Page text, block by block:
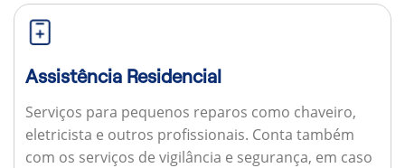
Assistência Residencial
Serviços para pequenos reparos como chaveiro,
eletricista e outros profissionais. Conta também
com os serviços de vigilância e segurança, em caso